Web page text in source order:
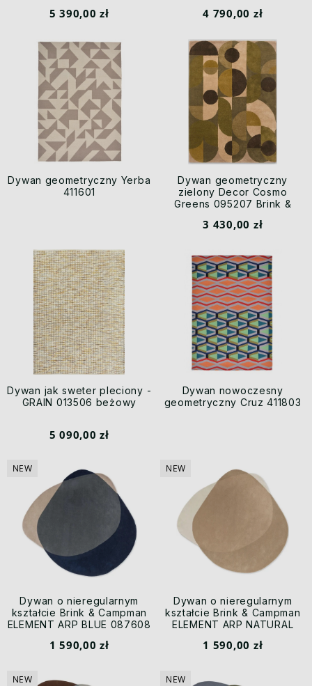
5 390,00 zł 4 790,00 zł
Dywan geometryczny Yerba
411601
Dywan geometryczny
zielony Decor Cosmo
Greens 095207 Brink &
3 430,00 zł
Dywan jak sweter pleciony -
GRAIN 013506 beżowy
5 090,00 zł
Dywan nowoczesny
geometryczny Cruz 411803
Dywan o nieregularnym
kształcie Brink & Campman
ELEMENT ARP BLUE 087608
1 590,00 zł
NEW
Dywan o nieregularnym
kształcie Brink & Campman
ELEMENT ARP NATURAL
1 590,00 zł
NEW
NEW NEW